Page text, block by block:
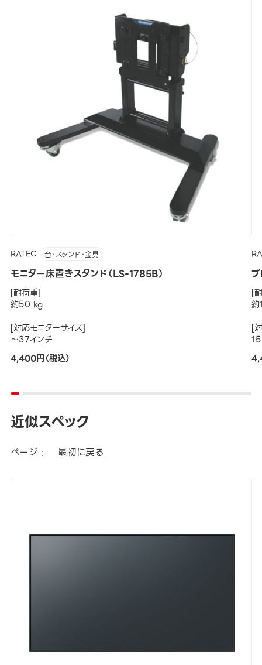
RATEC 台・スタンド・金具
モニター床置きスタンド（LS-1785B）
[耐荷重]
約50 kg
[対応モニターサイズ]
～37インチ
4,400円（税込）
[
[
近似スペック
ページ : 最初に戻る